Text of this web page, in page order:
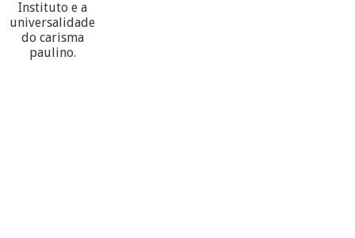
Instituto e a
universalidade
do carisma
paulino.